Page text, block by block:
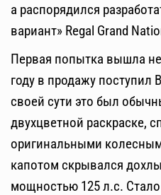
а распорядился
вариант» Regal Grand
Первая попытка вышла
году в продажу поступил
своей сути это был
двухцветной раскраске,
оригинальными
капотом скрывался
мощностью 125 л.с.